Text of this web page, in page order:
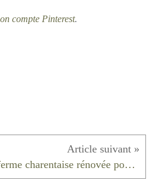
compte Pinterest.
Une ferme charentaise rénovée pour les vacances